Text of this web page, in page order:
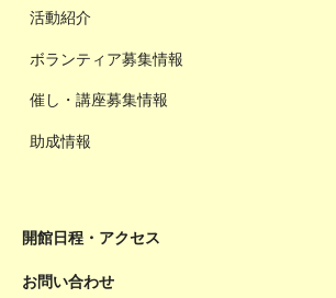
活動紹介
ボランティア募集情報
催し・講座募集情報
助成情報
開館日程・アクセス
お問い合わせ